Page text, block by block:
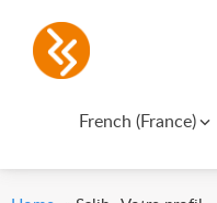
French (France)